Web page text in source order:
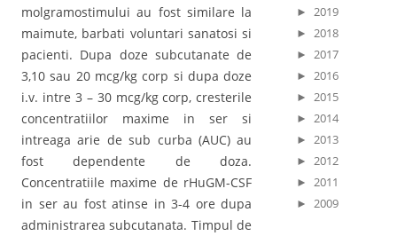
molgramostimului au fost similare la
maimute, barbati voluntari sanatosi si
pacienti. Dupa doze subcutanate de
3,10 sau 20 mcg/kg corp si dupa doze
i.v. intre 3 – 30 mcg/kg corp, cresterile
concentratiilor maxime in ser si
intreaga arie de sub curba (AUC) au
fost dependente de doza.
Concentratiile maxime de rHuGM-CSF
in ser au fost atinse in 3-4 ore dupa
administrarea subcutanata. Timpul de
► 2019
► 2018
► 2017
► 2016
► 2015
► 2014
► 2013
► 2012
► 2011
► 2009